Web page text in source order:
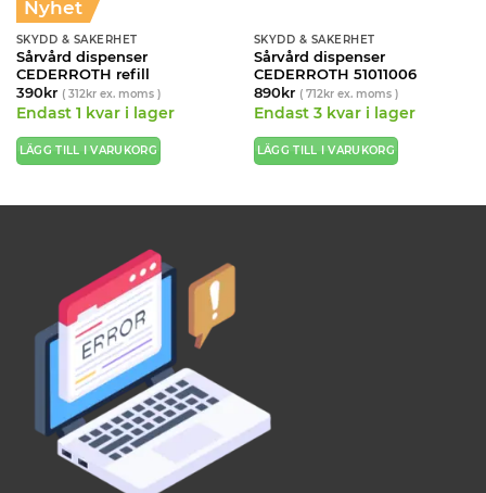
Nyhet
SKYDD & SÄKERHET
Sårvård dispenser
CEDERROTH refill
390kr ( 312krex. moms )
Endast 1 kvar i lager
LÄGG TILL I VARUKORG
SKYDD & SÄKERHET
Sårvård dispenser
CEDERROTH 51011006
890kr ( 712krex. moms )
Endast 3 kvar i lager
LÄGG TILL I VARUKORG